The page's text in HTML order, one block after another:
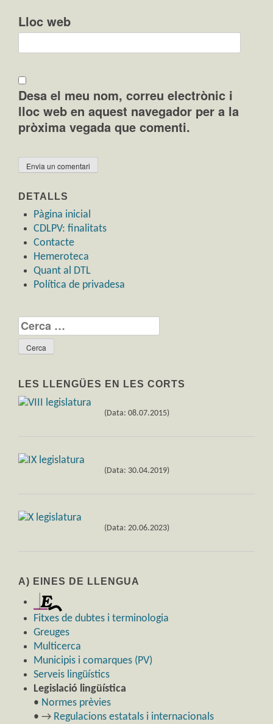
Lloc web
Desa el meu nom, correu electrònic i
lloc web en aquest navegador per a la
pròxima vegada que comenti.
DETALLS
Pàgina inicial
CDLPV: finalitats
Contacte
Hemeroteca
Quant al DTL
Política de privadesa
Cerca:
LES LLENGÜES EN LES CORTS
(Data: 08.07.2015)
(Data: 30.04.2019)
(Data: 20.06.2023)
A) EINES DE LLENGUA
Fitxes de dubtes i terminologia
Greuges
Multicerca
Municipis i comarques (PV)
Serveis lingüístics
Legislació lingüística
• Normes prèvies
• → Regulacions estatals i internacionals